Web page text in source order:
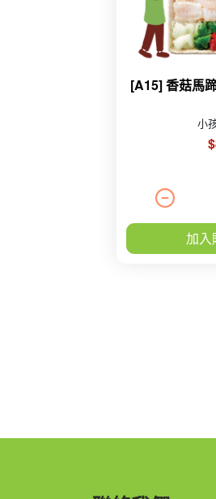
[A15] 香菇馬
小
加入